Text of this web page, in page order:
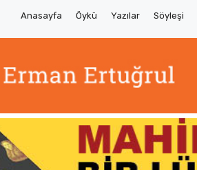
Anasayfa Öykü Yazılar Söyleşi